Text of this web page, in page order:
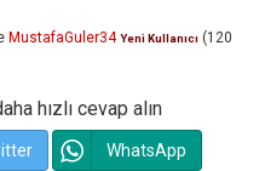
MustafaGuler34 Yeni Kullanıcı (120
hızlı cevap alın
WhatsApp